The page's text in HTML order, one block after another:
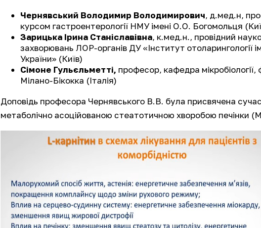
Чернявський Володимир Володимирович, д.мед.н,
курсом гастроентерології НМУ імені О.О. Богомольця
Зарицька Ірина Станіславівна, к.мед.н., провідний
захворювань ЛОР-органів ДУ «Інститут
України» (Київ)
Сімоне Гульєльметті, професор, кафедра мікробіології,
Мілано-Бікокка (Італія)
Доповідь професора Чернявського В.В. була присвячена
метаболічно асоційованою стеатотичною хворобою печінки